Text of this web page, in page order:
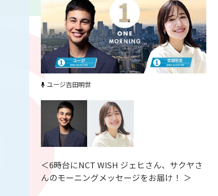
ユージ吉田明世
＜6時台にNCT WISH ジェヒさん、サクヤさ
んのモーニングメッセージをお届け！ ＞